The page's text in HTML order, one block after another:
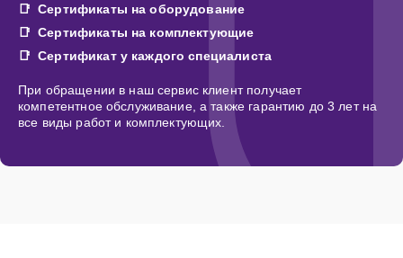
Сертификаты на оборудование
Сертификаты на комплектующие
Сертификат у каждого специалиста
При обращении в наш сервис клиент получает
компетентное обслуживание, а также гарантию до 3 лет на
все виды работ и комплектующих.